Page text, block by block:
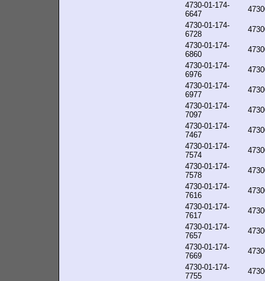
4730-01-174-
6647
4730-01-174-
6728
4730-01-174-
6860
4730-01-174-
6976
4730-01-174-
6977
4730-01-174-
7097
4730-01-174-
7467
4730-01-174-
7574
4730-01-174-
7578
4730-01-174-
7616
4730-01-174-
7617
4730-01-174-
7657
4730-01-174-
7669
4730-01-174-
7755